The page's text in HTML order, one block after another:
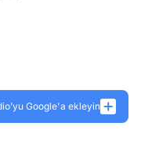
Google'a ekleyin